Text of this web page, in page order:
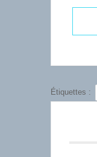
Étiquettes :